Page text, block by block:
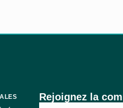
Rejoignez la